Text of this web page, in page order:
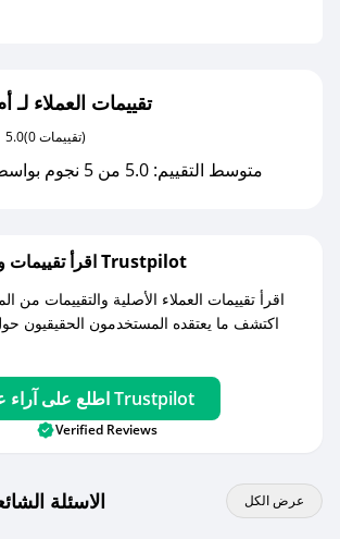
مع صحصح، تسوق بذكاء ووفّر على كل
تقييمات العملاء
5.0 (0 تقييمات)
متوسط التقييم: 5.0 من 5 نجوم بواسطة 0 مستخدمين
اقرأ تقييمات واراء العملاء على Trustpilot
اقرأ تقييمات العملاء الأصلية والتقييمات من
اكتشف ما يعتقده المستخدمون الحقيقيون
اطلع على آراء عملائنا على Trustpilot
Verified Reviews
الاسئلة عرض الكل